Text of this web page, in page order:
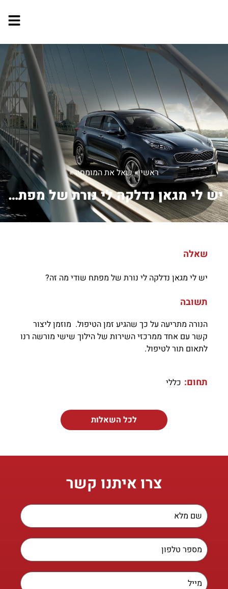
ראשי»שאל את המומחה»
יש לי מגאן נדלקה לי נורת של מפתח שוד...
שאלה
יש לי מגאן נדלקה לי נורת של מפתח שודי מה זה?
תשובה
הנורה מתריעה על כך שהגיע זמן הטיפול. מוזמן ליצור
קשר עם אחד ממרכזי השירות של הילוך שישי מורשה רנו
לתאום תור לטיפול.
תחום: כללי
לכל השאלות
צרו איתנו קשר